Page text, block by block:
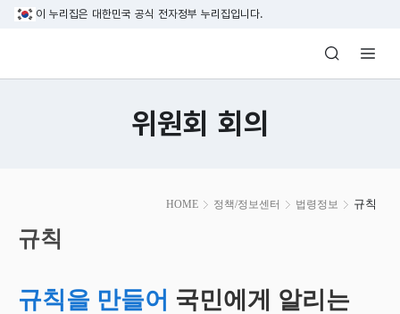
본문 바로가기
이 누리집은 대한민국 공식 전자정부 누리집입니다.
방송미디어통신위원회 Korea Media
위원회 회의
HOME 정책/정보센터 법령정보 규칙
시
작
규칙
규칙을 만들어 국민에게 알리는